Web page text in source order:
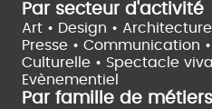
Par secteur d'activité
Art • Design • Architecture
Presse • Communication •
Culturelle • Spectacle
Evènementiel
Par famille de métiers